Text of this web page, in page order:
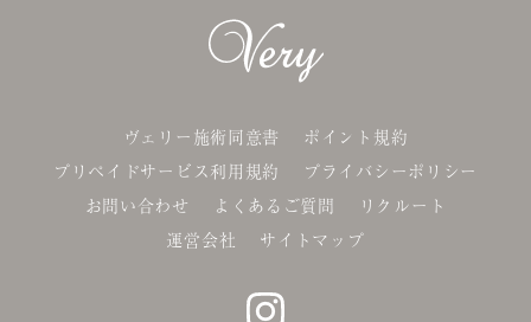
ヴェリー施術同意書
ポイント規約
プリペイドサービス利用規約
プライバシーポリシー
お問い合わせ
よくあるご質問
リクルート
運営会社
サイトマップ